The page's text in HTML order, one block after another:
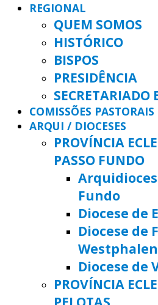
REGIONAL
QUEM SOMOS
HISTÓRICO
BISPOS
PRESIDÊNCIA
SECRETARIADO
COMISSÕES PASTORAIS
ARQUI / DIOCESES
PROVÍNCIA
PASSO FUNDO
Fundo
Diocese de
Diocese de
Westphalen
Diocese de
PROVÍNCIA